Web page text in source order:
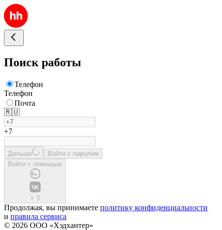
Поиск работы
Телефон
Телефон
Почта
🇷🇺
+7
Дальше
Войти с паролем
Войти с помощью
+ 3
Продолжая, вы принимаете политику конфиденциальности
и правила сервиса
© 2026 ООО «Хэдхантер»